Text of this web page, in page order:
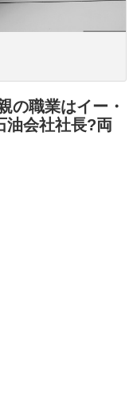
の職業はイー・
油会社社長?両